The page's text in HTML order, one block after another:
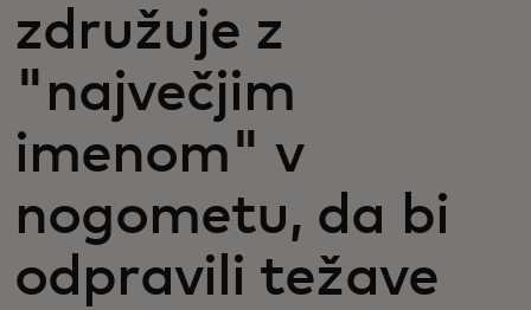
Novice in trendi
združuje z
"največjim
imenom" v
nogometu, da bi
odpravili težave